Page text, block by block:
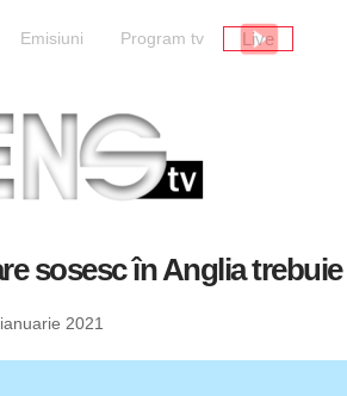
Emisiuni Program tv Live
sosesc în Anglia
2021